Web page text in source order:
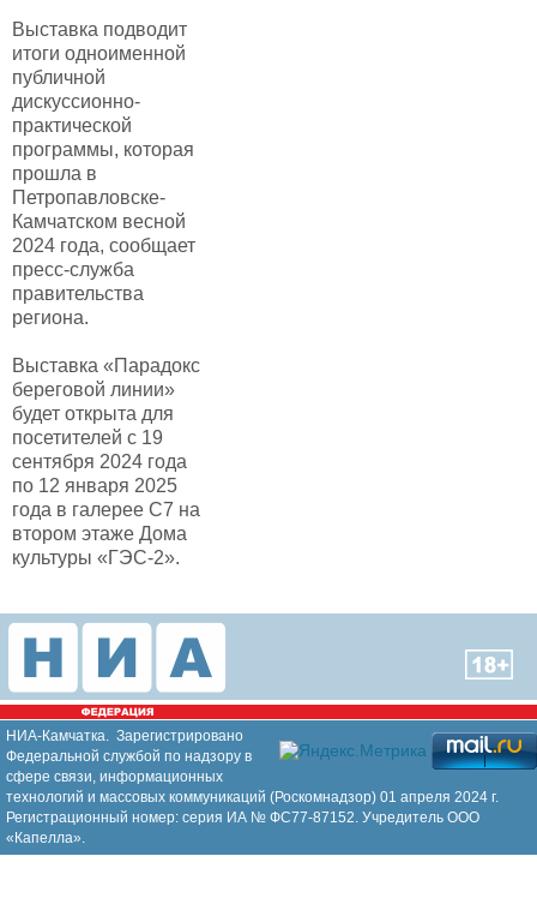
Выставка подводит
итоги одноименной
публичной
дискуссионно‐
практической
программы, которая
прошла в
Петропавловске-
Камчатском весной
2024 года, сообщает
пресс-служба
правительства
региона.
Выставка «Парадокс
береговой линии»
будет открыта для
посетителей с 19
сентября 2024 года
по 12 января 2025
года в галерее С7 на
втором этаже Дома
культуры «ГЭС-2».
НИА-Камчатка. Зарегистрировано
Федеральной службой по надзору в
сфере связи, информационных
технологий и массовых коммуникаций (Роскомнадзор) 01 апреля 2024 г.
Регистрационный номер: серия ИА № ФС77-87152. Учредитель ООО
«Капелла».